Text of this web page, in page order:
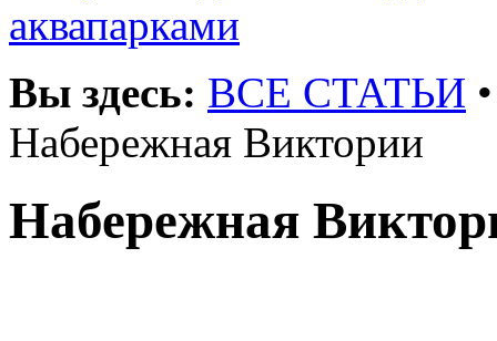
аквапарками
Вы здесь: ВСЕ СТАТЬИ
Набережная Виктории
Набережная